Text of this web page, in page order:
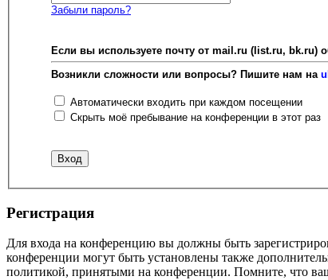
Забыли пароль?
Если вы используете почту от mail.ru (list.ru, bk.ru)
Возникли сложности или вопросы? Пишите нам на
Автоматически входить при каждом посещении
Скрыть моё пребывание на конференции в этот раз
Регистрация
Для входа на конференцию вы должны быть
конференции могут быть установлены также
политикой, принятыми на конференции. Помните, что